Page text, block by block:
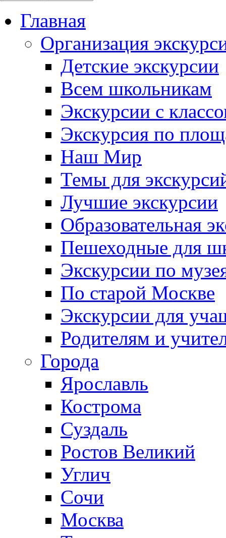
Главная
Организация
Детские экскурсии
Всем школьникам
Экскурсии c
Экскурсия по
Наш Мир
Темы для
Лучшие экскурсии
Образовательная
Пешеходные для
Экскурсии по
По старой Москве
Экскурсии для
Родителям и
Города
Ярославль
Кострома
Суздаль
Ростов Великий
Углич
Сочи
Москва